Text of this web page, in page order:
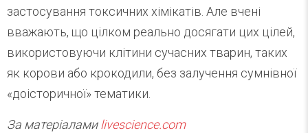
застосування токсичних хімікатів. Але вчені
вважають, що цілком реально досягати цих цілей,
використовуючи клітини сучасних тварин, таких
як корови або крокодили, без залучення сумнівної
«доісторичної» тематики.
За матеріаламиlivescience.com